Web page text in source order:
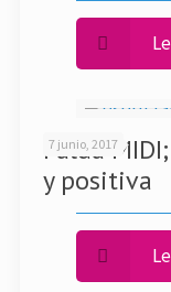
7 junio, 2017
Falda
y positiva